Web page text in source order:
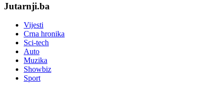
Jutarnji.ba
Vijesti
Crna hronika
Sci-tech
Auto
Muzika
Showbiz
Sport